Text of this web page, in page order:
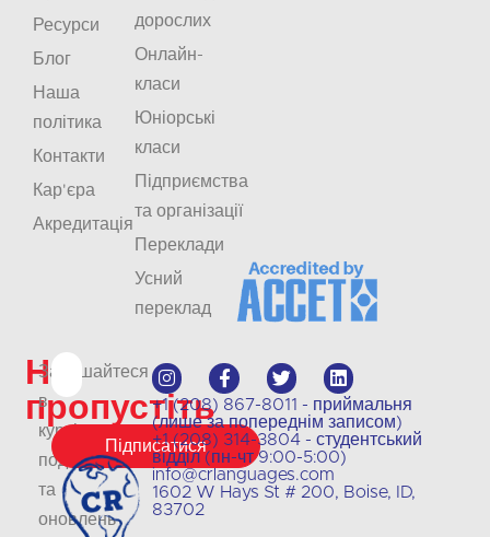
Не
пропустіть
Залишайтеся
в
курсі
подій
та
оновлень
Підписатися
+1 (208) 867-8011 - приймальня
(лише за попереднім записом)
+1 (208) 314-3804 - студентський
відділ (пн-чт 9:00-5:00)
info@crlanguages.com
1602 W Hays St # 200, Boise, ID,
83702
Ресурси
Блог
Наша
політика
Контакти
Кар'єра
Акредитація
дорослих
Онлайн-
класи
Юніорські
класи
Підприємства
та організації
Переклади
Усний
переклад